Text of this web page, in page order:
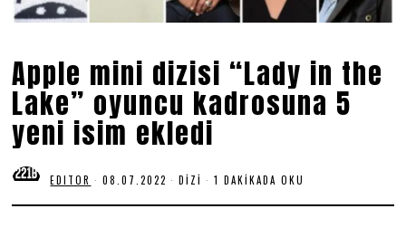
Apple mini dizisi “Lady in the
Lake” oyuncu kadrosuna 5
yeni isim ekledi
EDITOR 08.07.2022 0
.
DIZI 1 DAKIKADA OKU